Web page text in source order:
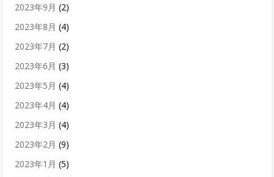
2023年9月 (2)
2023年8月 (4)
2023年7月 (2)
2023年6月 (3)
2023年5月 (4)
2023年4月 (4)
2023年3月 (4)
2023年2月 (9)
2023年1月 (5)